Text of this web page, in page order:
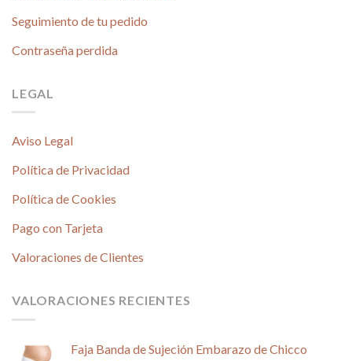
Seguimiento de tu pedido
Contraseña perdida
LEGAL
Aviso Legal
Política de Privacidad
Política de Cookies
Pago con Tarjeta
Valoraciones de Clientes
VALORACIONES RECIENTES
Faja Banda de Sujeción Embarazo de Chicco